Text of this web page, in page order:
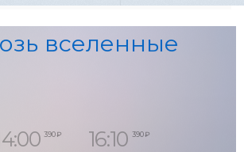
вселенные
390 ₽ 16:10 390 ₽